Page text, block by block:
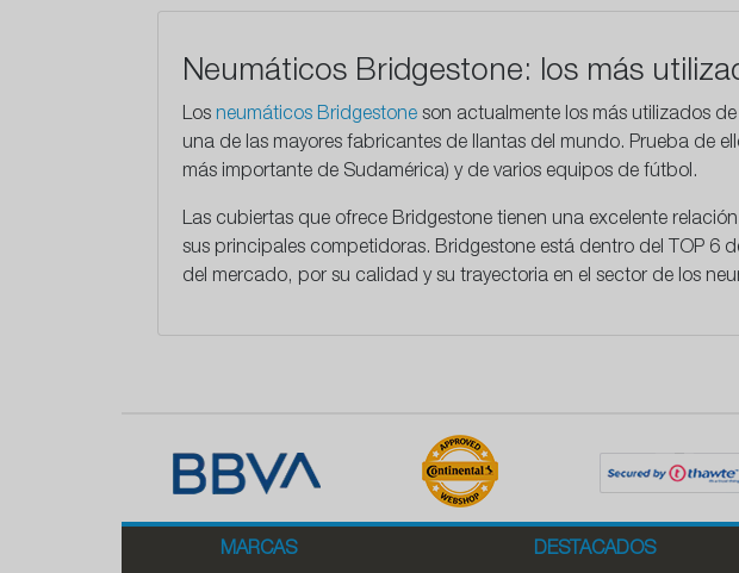
Neumáticos Bridgestone: los más
Los neumáticos Bridgestone son actualmente los más utilizados
una de las mayores fabricantes de llantas del mundo. Prueba de
más importante de Sudamérica) y de varios equipos de fútbol.
Las cubiertas que ofrece Bridgestone tienen una excelente
sus principales competidoras. Bridgestone está dentro del TOP 6
del mercado, por su calidad y su trayectoria en el sector de los
MARCAS DESTACADOS